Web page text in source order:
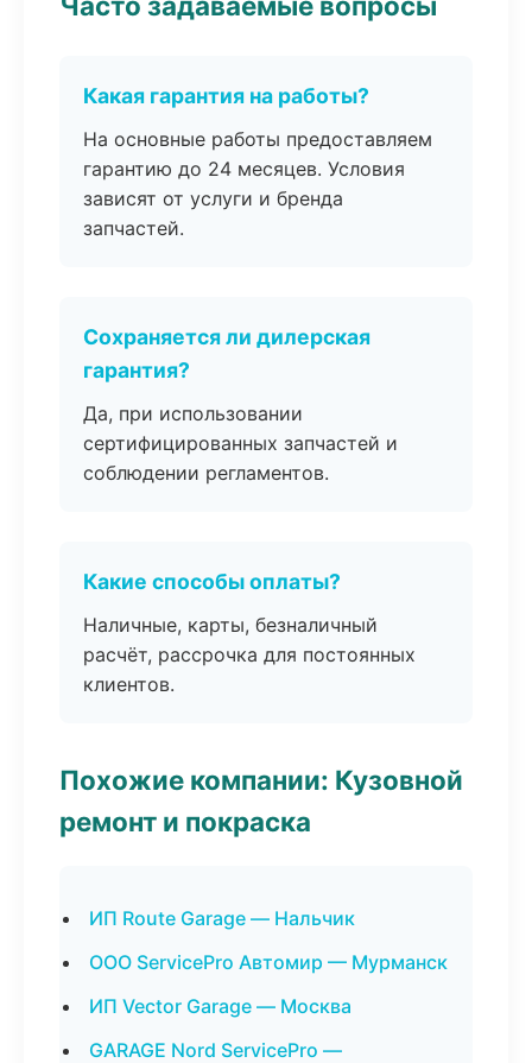
Какая гарантия на работы?
На основные работы предоставляем
гарантию до 24 месяцев. Условия
зависят от услуги и бренда
запчастей.
Сохраняется ли дилерская
гарантия?
Да, при использовании
сертифицированных запчастей и
соблюдении регламентов.
Какие способы оплаты?
Наличные, карты, безналичный
расчёт, рассрочка для постоянных
клиентов.
Похожие компании: Кузовной
ремонт и покраска
ИП Route Garage — Нальчик
ООО ServicePro Автомир — Мурманск
ИП Vector Garage — Москва
GARAGE Nord ServicePro —